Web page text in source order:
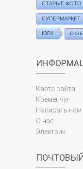
СТАРЫЕ ФОТО
СУПЕРМАРКЕТ
ЮБК
Карта сайта
Кременчуг
Написать нам
О нас
Электрик